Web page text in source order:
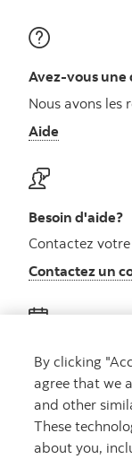
Avez-vous une
Nous avons les
Aide
Besoin d'aide?
Contactez
Contactez un
Obtenez des
Rencontrez un
Prenez
By clicking
agree that we
and other
These
about you,